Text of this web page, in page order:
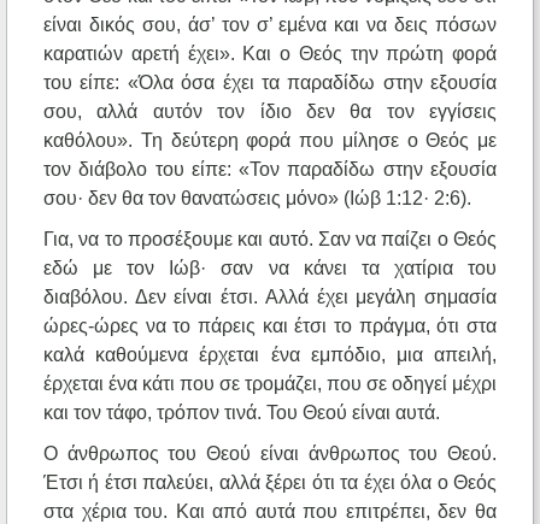
είναι δικός σου, άσ’ τον σ’ εμένα και να δεις πόσων
καρατιών αρετή έχει». Και ο Θεός την πρώτη φορά
του είπε: «Όλα όσα έχει τα παραδίδω στην εξουσία
σου, αλλά αυτόν τον ίδιο δεν θα τον εγγίσεις
καθόλου». Τη δεύτερη φορά που μίλησε ο Θεός με
τον διάβολο του είπε: «Τον παραδίδω στην εξουσία
σου· δεν θα τον θανατώσεις μόνο» (Ιώβ 1:12· 2:6).
Για, να το προσέξουμε και αυτό. Σαν να παίζει ο Θεός
εδώ με τον Ιώβ· σαν να κάνει τα χατίρια του
διαβόλου. Δεν είναι έτσι. Αλλά έχει μεγάλη σημασία
ώρες-ώρες να το πάρεις και έτσι το πράγμα, ότι στα
καλά καθούμενα έρχεται ένα εμπόδιο, μια απειλή,
έρχεται ένα κάτι που σε τρομάζει, που σε οδηγεί μέχρι
και τον τάφο, τρόπον τινά. Του Θεού είναι αυτά.
Ο άνθρωπος του Θεού είναι άνθρωπος του Θεού.
Έτσι ή έτσι παλεύει, αλλά ξέρει ότι τα έχει όλα ο Θεός
στα χέρια του. Και από αυτά που επιτρέπει, δεν θα